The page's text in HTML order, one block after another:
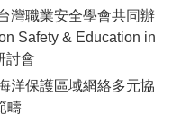
灣職業安全學會共同辦
Safety & Education in
討會
洋保護區域網絡多元協
疇